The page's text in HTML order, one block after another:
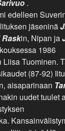
.
edelleen
jäseninä
Raskin, Nipan ja
1986
Tuominen.
(87-92)
aisaparinaan
uudet tuulet